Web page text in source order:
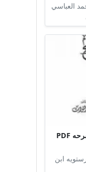
العباسي
تحميل كتاب تصحيح الفصيح وشرحه PDF
ابن